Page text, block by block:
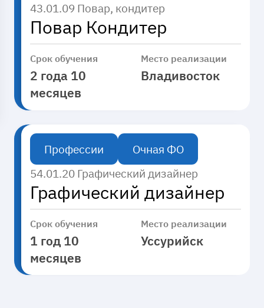
Введите
Место реализации
Уссурийск
Владивосток
Форма обучения
Применить
Применить
43.01.09 Повар, кондитер
Повар Кондитер
Срок обучения
2 года 10
месяцев
Место реализации
Владивосток
Профессии
Очная ФО
54.01.20 Графический дизайнер
Графический дизайнер
Срок обучения
1 год 10
месяцев
Место реализации
Уссурийск